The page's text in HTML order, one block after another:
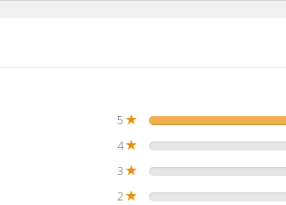
5
4
3
2